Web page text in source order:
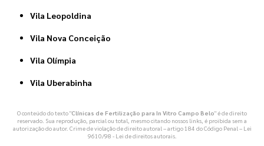
Vila Leopoldina
Vila Nova Conceição
Vila Olímpia
Vila Uberabinha
O conteúdo do texto "Clínicas de Fertilização para In Vitro Campo Belo" é de direito
reservado. Sua reprodução, parcial ou total, mesmo citando nossos links, é proibida sem a
autorização do autor. Crime de violação de direito autoral – artigo 184 do Código Penal – Lei
9610/98 - Lei de direitos autorais.